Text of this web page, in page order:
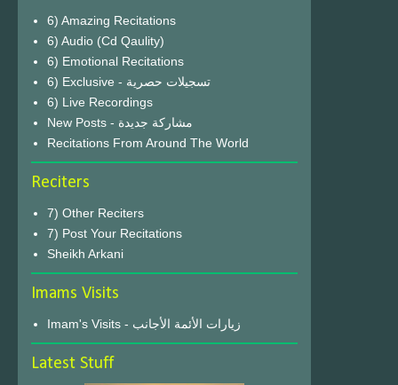
6) Amazing Recitations
6) Audio (Cd Qaulity)
6) Emotional Recitations
6) Exclusive - تسجيلات حصرية
6) Live Recordings
New Posts - مشاركة جديدة
Recitations From Around The World
Reciters
7) Other Reciters
7) Post Your Recitations
Sheikh Arkani
Imams Visits
Imam's Visits - زيارات الأئمة الأجانب
Latest Stuff